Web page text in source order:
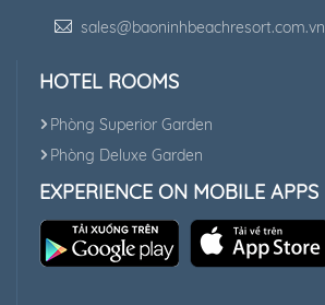
sales@baoninhbeachresort.com.vn
HOTEL ROOMS
Phòng Superior Garden
Phòng Deluxe Garden
EXPERIENCE ON MOBILE APPS